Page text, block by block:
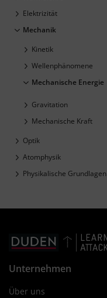
Elektrizität
Mechanik
Kinetik
Wellenphänomene
Mechanische Energie
Gravitation
Mechanische Kraft
Optik
Atomphysik
Physikalische Grundlagen
Unternehmen
Über uns